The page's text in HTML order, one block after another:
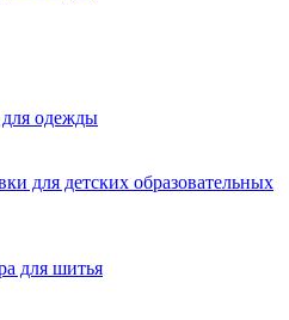
одежды
для детских образовательных
для шитья